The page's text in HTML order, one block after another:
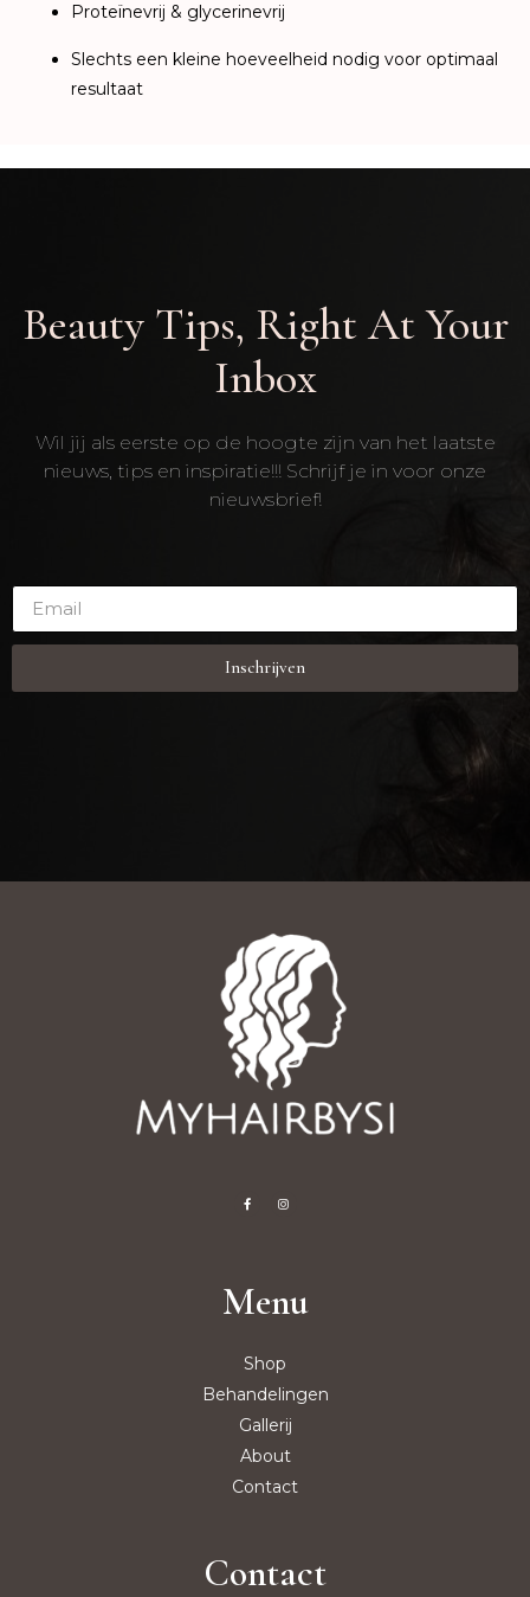
Proteïnevrij & glycerinevrij
Slechts een kleine hoeveelheid nodig voor optimaal
resultaat
Beauty Tips, Right At Your
Inbox
Wil jij als eerste op de hoogte zijn van het laatste
nieuws, tips en inspiratie!!! Schrijf je in voor onze
nieuwsbrief!
Inschrijven
Menu
Shop
Behandelingen
Gallerij
About
Contact
Contact